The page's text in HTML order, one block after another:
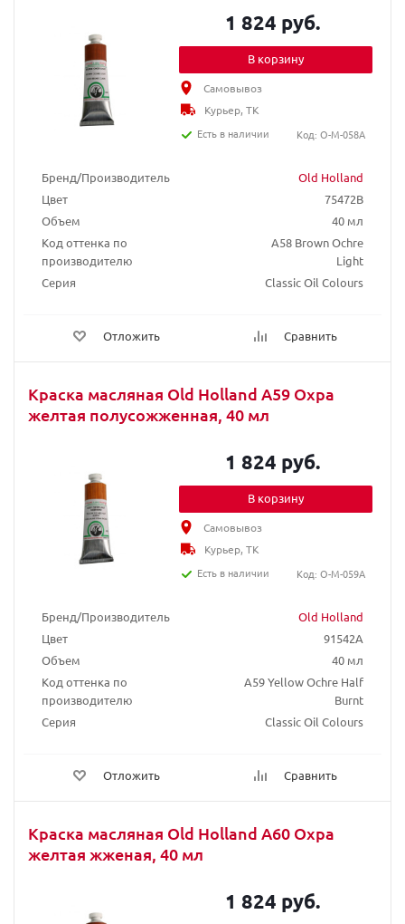
Бренд/Производитель
Old Holland
Цвет
75472B
Объем
40 мл
Код оттенка по
производителю
A58 Brown Ochre
Light
Серия
Classic Oil Colours
Отложить Сравнить
1 824 руб.
В корзину
Самовывоз
Курьер, ТК
Есть в наличии
Код: O-M-058A
Краска масляная Old Holland A59 Охра
желтая полусожженная, 40 мл
Бренд/Производитель
Old Holland
Цвет
91542A
Объем
40 мл
Код оттенка по
производителю
A59 Yellow Ochre Half
Burnt
Серия
Classic Oil Colours
Отложить Сравнить
1 824 руб.
В корзину
Самовывоз
Курьер, ТК
Есть в наличии
Код: O-M-059A
Краска масляная Old Holland A60 Охра
желтая жженая, 40 мл
1 824 руб.